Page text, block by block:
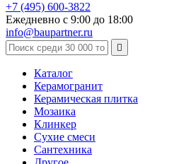
+7 (495) 600-3822
Ежедневно с 9:00 до 18:00
info@baupartner.ru

Каталог
Керамогранит
Керамическая плитка
Мозаика
Клинкер
Сухие смеси
Сантехника